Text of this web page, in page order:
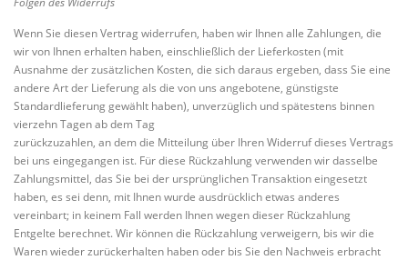
Wenn Sie diesen Vertrag widerrufen, haben wir Ihnen alle Zahlungen, die
wir von Ihnen erhalten haben, einschließlich der Lieferkosten (mit
Ausnahme der zusätzlichen Kosten, die sich daraus ergeben, dass Sie eine
andere Art der Lieferung als die von uns angebotene, günstigste
Standardlieferung gewählt haben), unverzüglich und spätestens binnen
vierzehn Tagen ab dem Tag
zurückzuzahlen, an dem die Mitteilung über Ihren Widerruf dieses Vertrags
bei uns eingegangen ist. Für diese Rückzahlung verwenden wir dasselbe
Zahlungsmittel, das Sie bei der ursprünglichen Transaktion eingesetzt
haben, es sei denn, mit Ihnen wurde ausdrücklich etwas anderes
vereinbart; in keinem Fall werden Ihnen wegen dieser Rückzahlung
Entgelte berechnet. Wir können die Rückzahlung verweigern, bis wir die
Waren wieder zurückerhalten haben oder bis Sie den Nachweis erbracht